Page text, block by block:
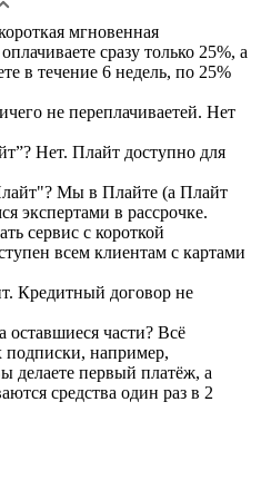
мгновенная
сразу только 25%, а
в течение 6 недель, по 25%
не переплачиваетей. Нет
Нет. Плайт доступно для
Мы в Плайте (а Плайт
экспертами в рассрочке.
сервис с короткой
всем клиентам с картами
Кредитный договор не
оставшиеся части? Всё
подписки, например,
делаете первый платёж, а
средства один раз в 2